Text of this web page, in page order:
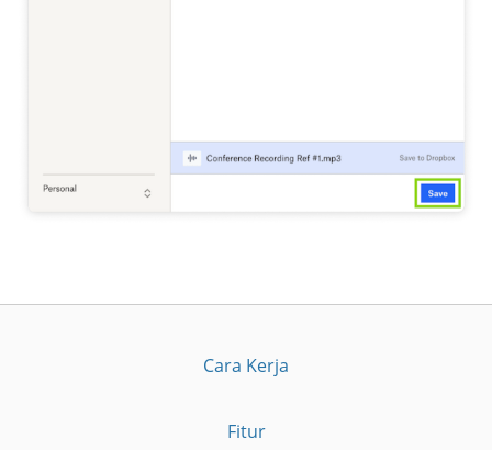
Cara Kerja
Fitur